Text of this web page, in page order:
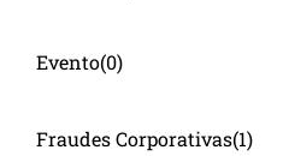
Evento(0)
Fraudes Corporativas(1)